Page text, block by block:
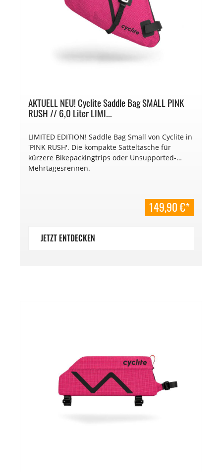
AKTUELL NEU! Cyclite Saddle Bag SMALL PINK
RUSH // 6,0 Liter LIMI...
LIMITED EDITION! Saddle Bag Small von Cyclite in
'PINK RUSH'. Die kompakte Satteltasche für
kürzere Bikepackingtrips oder Unsupported-
Mehrtagesrennen.
149,90 €*
JETZT ENTDECKEN